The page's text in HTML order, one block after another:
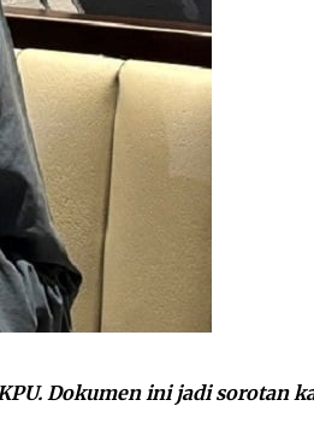
Dokumen ini jadi sorotan